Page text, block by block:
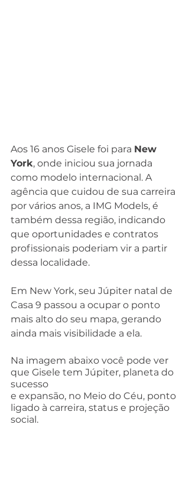
Aos 16 anos Gisele foi para New
York, onde iniciou sua jornada
como modelo internacional. A
agência que cuidou de sua carreira
por vários anos, a IMG Models, é
também dessa região, indicando
que oportunidades e contratos
profissionais poderiam vir a partir
dessa localidade.
Em New York, seu Júpiter natal de
Casa 9 passou a ocupar o ponto
mais alto do seu mapa, gerando
ainda mais visibilidade a ela.
Na imagem abaixo você pode ver
que Gisele tem Júpiter, planeta do
sucesso
e expansão, no Meio do Céu, ponto
ligado à carreira, status e projeção
social.